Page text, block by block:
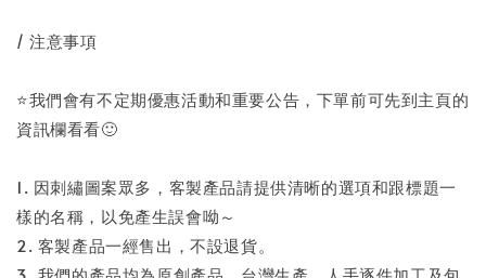
/ 注意事項
⭐️我們會有不定期優惠活動和重要公告，下單前可先到主頁的
資訊欄看看🙂
1. 因刺繡圖案眾多，客製產品請提供清晰的選項和跟標題一
樣的名稱，以免產生誤會呦～
2. 客製產品一經售出，不設退貨。